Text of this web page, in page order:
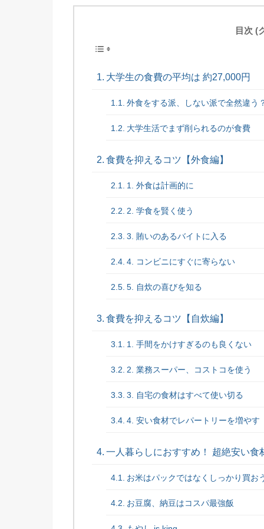
目次 (
大学生の食費の平均は 約27,000円
外食をする派、しない派で全然違う
大学生活でまず削られるのが食費
食費を抑えるコツ【外食編】
1. 外食は計画的に
2. 学食を賢く使う
3. 賄いのあるバイトに入る
4. コンビニにすぐに寄らない
5. 自炊の喜びを知る
食費を抑えるコツ【自炊編】
1. 手間をかけすぎるのも良くない
2. 業務スーパー、コストコを使う
3. 自宅の食材はすべて使い切る
4. 安い食材でレパートリーを増やす
一人暮らしにおすすめ！ 超絶安い食
お米はパックではなくしっかり買お
お豆腐、納豆はコスパ最強飯